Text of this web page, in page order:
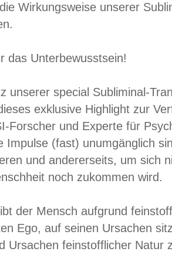
Wirkungsweise unserer
das Unterbewusstsein!
unserer special Subliminal-
exklusive Highlight zur
Forscher und Experte für
Impulse (fast) unumgänglich
und andererseits, um sich
noch zukommen wird.
der Mensch aufgrund
Ego, auf seinen Ursachen
Ursachen feinstofflicher Natur